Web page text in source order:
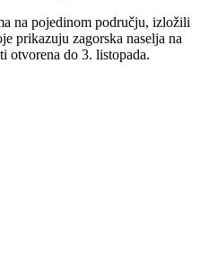
na pojedinom području, izložili
prikazuju zagorska naselja na
otvorena do 3. listopada.